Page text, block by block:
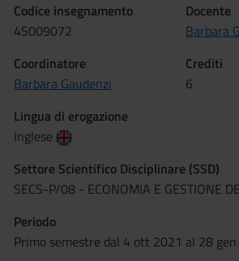
Codice insegnamento
4S009072
Docente
Barbara
Coordinatore
Barbara Gaudenzi
Crediti
6
Lingua di erogazione
Inglese
Settore Scientifico Disciplinare (SSD)
SECS-P/08 - ECONOMIA E GESTIONE
Periodo
Primo semestre dal 4 ott 2021 al 28